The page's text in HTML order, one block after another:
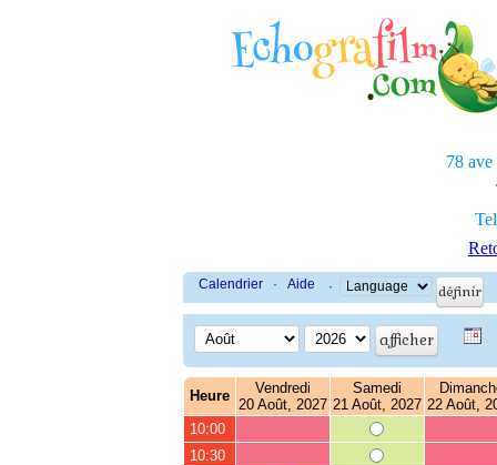
78 ave
Calendrier · Aide ·
Heure
Vendredi
20 Août, 2027
Samedi
21 Août, 2027 22 Août,
10:00
10:30